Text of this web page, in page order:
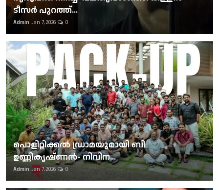
ടീസര്‍ പുറത്ത്...
Admin Jan 7, 2026 0
പൊളിറ്റിക്കല്‍ ഡ്രാമയുമായി ബി
ഉണ്ണികൃഷ്ണന്‍- നിവിന...
Admin Jan 7, 2026 0